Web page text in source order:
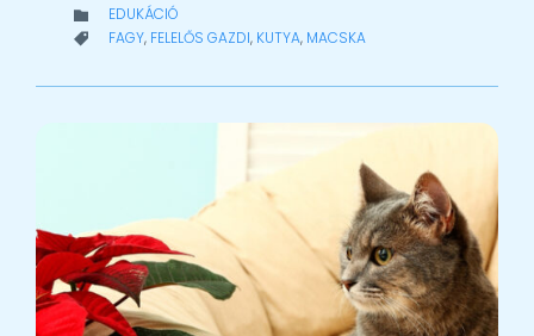
 CATEGORY
EDUKÁCIÓ
 CATEGORY
FAGY, FELELŐS GAZDI, KUTYA, MACSKA